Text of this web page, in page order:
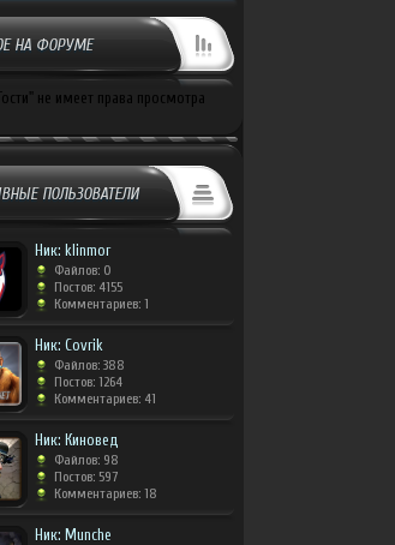
НА ФОРУМЕ
не имеет права просмотра
ПОЛЬЗОВАТЕЛИ
Ник: klinmor
Файлов: 0
Постов: 4155
Комментариев: 1
Ник: Covrik
Файлов: 388
Постов: 1264
Комментариев: 41
Ник: Киновед
Файлов: 98
Постов: 597
Комментариев: 18
Ник: Munche